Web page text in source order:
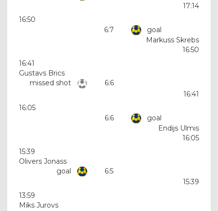
17:14
16:50
6:7
goal
Markuss Skrebs
16:50
16:41
Gustavs Brics
missed shot
6:6
16:41
16:05
6:6
goal
Endijs Ulmis
16:05
15:39
Olivers Jonass
goal
6:5
15:39
13:59
Miks Jurovs